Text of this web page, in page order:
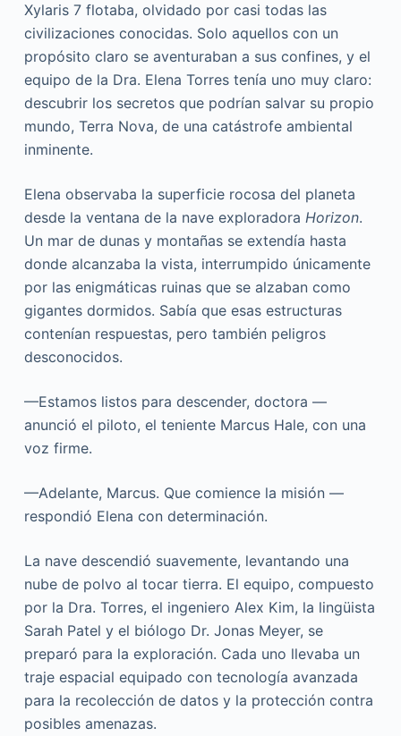
Xylaris 7 flotaba, olvidado por casi todas las
civilizaciones conocidas. Solo aquellos con un
propósito claro se aventuraban a sus confines, y el
equipo de la Dra. Elena Torres tenía uno muy claro:
descubrir los secretos que podrían salvar su propio
mundo, Terra Nova, de una catástrofe ambiental
inminente.
Elena observaba la superficie rocosa del planeta
desde la ventana de la nave exploradora Horizon.
Un mar de dunas y montañas se extendía hasta
donde alcanzaba la vista, interrumpido únicamente
por las enigmáticas ruinas que se alzaban como
gigantes dormidos. Sabía que esas estructuras
contenían respuestas, pero también peligros
desconocidos.
—Estamos listos para descender, doctora —
anunció el piloto, el teniente Marcus Hale, con una
voz firme.
—Adelante, Marcus. Que comience la misión —
respondió Elena con determinación.
La nave descendió suavemente, levantando una
nube de polvo al tocar tierra. El equipo, compuesto
por la Dra. Torres, el ingeniero Alex Kim, la lingüista
Sarah Patel y el biólogo Dr. Jonas Meyer, se
preparó para la exploración. Cada uno llevaba un
traje espacial equipado con tecnología avanzada
para la recolección de datos y la protección contra
posibles amenazas.